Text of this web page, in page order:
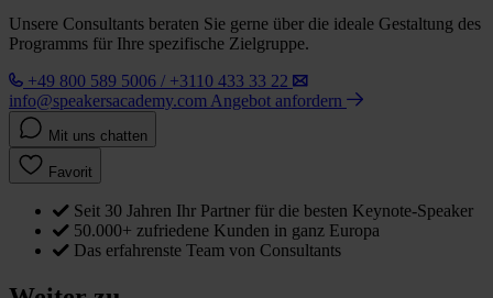
Unsere Consultants beraten Sie gerne über die ideale Gestaltung des
Programms für Ihre spezifische Zielgruppe.
+49 800 589 5006 / +3110 433 33 22
info@speakersacademy.com Angebot anfordern
Mit uns chatten
Favorit
Seit 30 Jahren Ihr Partner für die besten Keynote-Speaker
50.000+ zufriedene Kunden in ganz Europa
Das erfahrenste Team von Consultants